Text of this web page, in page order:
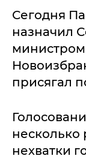
Сегодня
назначил
министром
присягал
несколько
нехватки